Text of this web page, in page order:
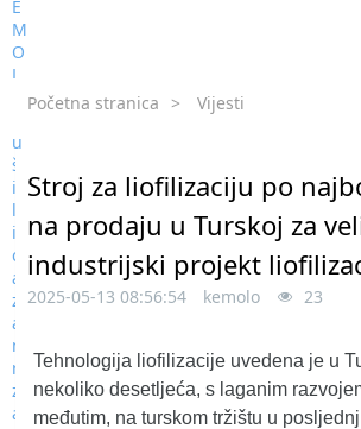
Početna stranica > Vijesti
Stroj za liofilizaciju po
na prodaju u Turskoj za
industrijski projekt
2025-05-13 08:56:54 kemolo 23
Tehnologija liofilizacije uvedena je u
nekoliko desetljeća, s laganim
međutim, na turskom tržištu u